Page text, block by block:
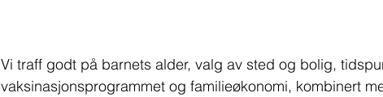
Vi traff godt på barnets alder, valg av sted og bolig,
vaksinasjonsprogrammet og familieøkonomi, kombinert